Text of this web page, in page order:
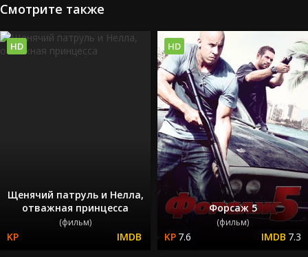
Смотрите также
Щенячий патруль и Нелла,
отважная принцесса
(фильм)
HD
Форсаж 5
(фильм)
7.6 7.3
HD